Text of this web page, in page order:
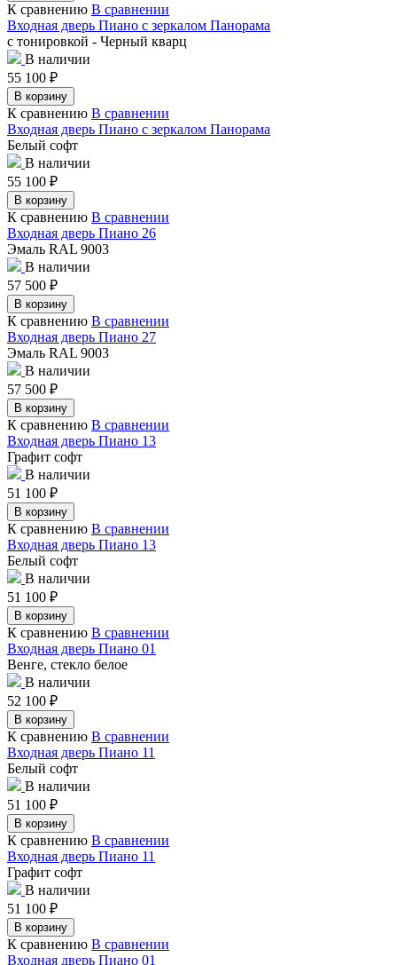
К сравнению В сравнении
Входная дверь Пиано с зеркалом Панорама
с тонировкой - Черный кварц
В наличии
55 100 ₽
В корзину
К сравнению В сравнении
Входная дверь Пиано с зеркалом Панорама
Белый софт
В наличии
55 100 ₽
В корзину
К сравнению В сравнении
Входная дверь Пиано 26
Эмаль RAL 9003
В наличии
57 500 ₽
В корзину
К сравнению В сравнении
Входная дверь Пиано 27
Эмаль RAL 9003
В наличии
57 500 ₽
В корзину
К сравнению В сравнении
Входная дверь Пиано 13
Графит софт
В наличии
51 100 ₽
В корзину
К сравнению В сравнении
Входная дверь Пиано 13
Белый софт
В наличии
51 100 ₽
В корзину
К сравнению В сравнении
Входная дверь Пиано 01
Венге, стекло белое
В наличии
52 100 ₽
В корзину
К сравнению В сравнении
Входная дверь Пиано 11
Белый софт
В наличии
51 100 ₽
В корзину
К сравнению В сравнении
Входная дверь Пиано 11
Графит софт
В наличии
51 100 ₽
В корзину
К сравнению В сравнении
Входная дверь Пиано 01